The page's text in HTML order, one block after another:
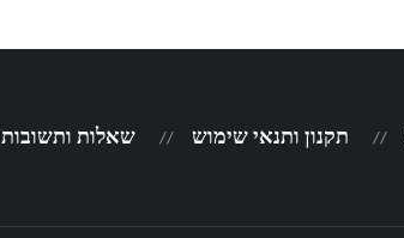
תקנון ותנאי שימוש שאלות ותשובות